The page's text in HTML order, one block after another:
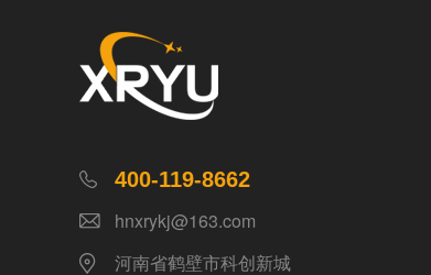
400-119-8662
hnxrykj@163.com
河南省鹤壁市科创新城